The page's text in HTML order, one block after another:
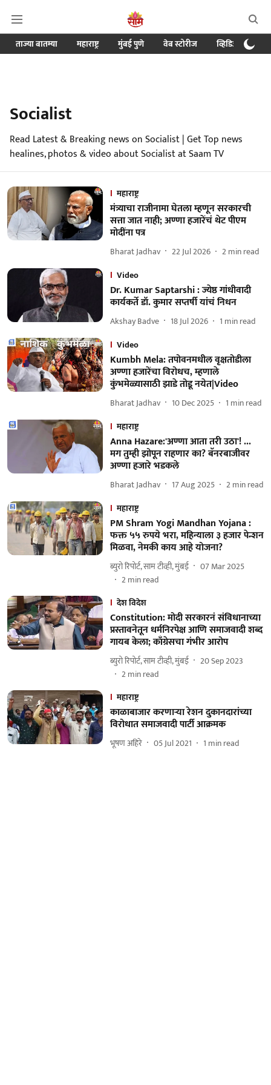
ताज्या बातम्या महाराष्ट्र मुंबई पुणे वेब स्टोरीज व्हिडिओ
Socialist
Read Latest & Breaking news on Socialist | Get Top news
healines, photos & video about Socialist at Saam TV
महाराष्ट्र
मंत्र्याचा राजीनामा घेतला म्हणून सरकारची
सत्ता जात नाही; अण्णा हजारेंचं थेट पीएम
मोदींना पत्र
Bharat Jadhav 22 Jul 2026 2min read
Video
Dr. Kumar Saptarshi : ज्येष्ठ गांधीवादी
कार्यकर्ते डॉ. कुमार सप्तर्षी यांचं निधन
Akshay Badve 18 Jul 2026 1 min read
Video
Kumbh Mela: तपोवनमधील वृक्षतोडीला
अण्णा हजारेंचा विरोधच, म्हणाले
कुंभमेळ्यासाठी झाडे तोडू नयेत|Video
Bharat Jadhav 10 Dec 2025 1 min read
महाराष्ट्र
Anna Hazare:'अण्णा आता तरी उठा'! ...
मग तुम्ही झोपून राहणार का? बॅनरबाजीवर
अण्णा हजारे भडकले
Bharat Jadhav 17 Aug 2025 2min read
महाराष्ट्र
PM Shram Yogi Mandhan Yojana :
फक्त ५५ रुपये भरा, महिन्याला ३ हजार पेन्शन
मिळवा, नेमकी काय आहे योजना?
ब्युरो रिपोर्ट, साम टीव्ही, मुंबई
07 Mar 2025
2min read
देश विदेश
Constitution: मोदी सरकारनं संविधानाच्या
प्रस्तावनेतून धर्मनिरपेक्ष आणि समाजवादी शब्द
गायब केला; काँग्रेसचा गंभीर आरोप
ब्युरो रिपोर्ट, साम टीव्ही, मुंबई
20 Sep 2023
2min read
महाराष्ट्र
काळाबाजार करणाऱ्या रेशन दुकानदारांच्या
विरोधात समाजवादी पार्टी आक्रमक
भूषण अहिरे 05 Jul 2021 1 min read